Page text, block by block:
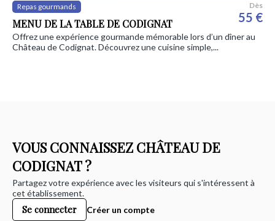
Repas gourmands
MENU DE LA TABLE DE CODIGNAT
Dès
55 €
Offrez une expérience gourmande mémorable lors d’un dîner au
Château de Codignat. Découvrez une cuisine simple,...
VOUS CONNAISSEZ CHÂTEAU DE
CODIGNAT ?
Partagez votre expérience avec les visiteurs qui s'intéressent à
cet établissement.
Se connecter Créer un compte